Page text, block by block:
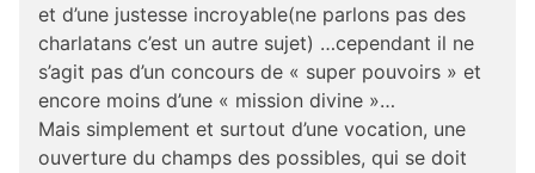
et d’une justesse incroyable(ne parlons pas des
charlatans c’est un autre sujet) …cependant il ne
s’agit pas d’un concours de « super pouvoirs » et
encore moins d’une « mission divine »…
Mais simplement et surtout d’une vocation, une
ouverture du champs des possibles, qui se doit